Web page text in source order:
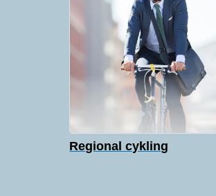
Regional cykling